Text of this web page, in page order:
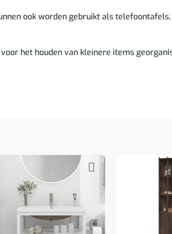
ook worden gebruikt als
het houden van kleinere items